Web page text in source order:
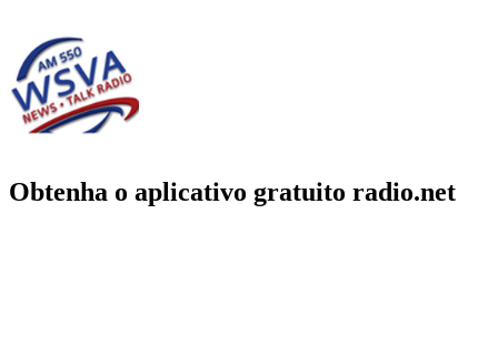
Obtenha o aplicativo gratuito radio.net